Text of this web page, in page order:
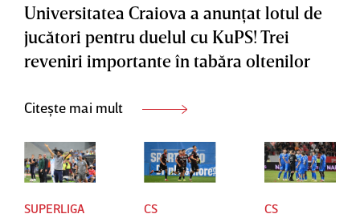
Universitatea Craiova a anunţat lotul de
jucători pentru duelul cu KuPS! Trei
reveniri importante în tabăra oltenilor
Citește mai mult
SUPERLIGA
CS
CS